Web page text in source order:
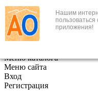
Нашим
приложения!
+7 (495) 646-888-1
В корзине
Меню каталога
Меню сайта
Вход
Регистрация